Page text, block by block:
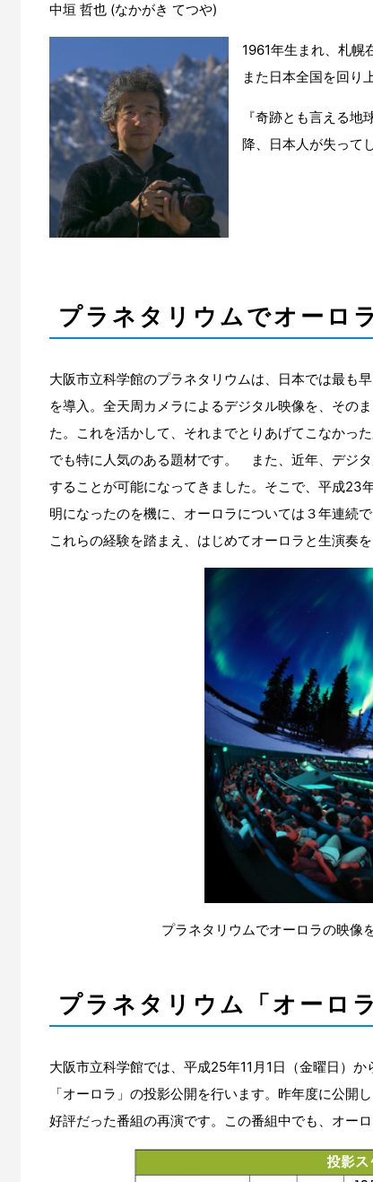
中垣 哲也 (なかがき てつや)
1961年生まれ、札幌
また日本全国を回り
『奇跡とも言える
降、日本人が失って
プラネタリウムでオーロ
大阪市立科学館のプラネタリウムは、日本では最も
を導入。全天周カメラによるデジタル映像を、その
た。これを活かして、それまでとりあげてこなかっ
でも特に人気のある題材です。 また、近年、デジ
することが可能になってきました。そこで、平成23
明になったのを機に、オーロラについては３年連続
これらの経験を踏まえ、はじめてオーロラと生演奏
プラネタリウムでオーロラの映
プラネタリウム「オーロラ
大阪市立科学館では、平成25年11月1日（金曜日）
「オーロラ」の投影公開を行います。昨年度に公開
好評だった番組の再演です。この番組中でも、オー